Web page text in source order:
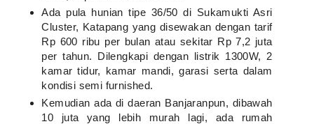
Ada pula hunian tipe 36/50 di Sukamukti Asri
Cluster, Katapang yang disewakan dengan tarif
Rp 600 ribu per bulan atau sekitar Rp 7,2 juta
per tahun. Dilengkapi dengan listrik 1300W, 2
kamar tidur, kamar mandi, garasi serta dalam
kondisi semi furnished.
Kemudian ada di daeran Banjaranpun, dibawah
10 juta yang lebih murah lagi, ada rumah